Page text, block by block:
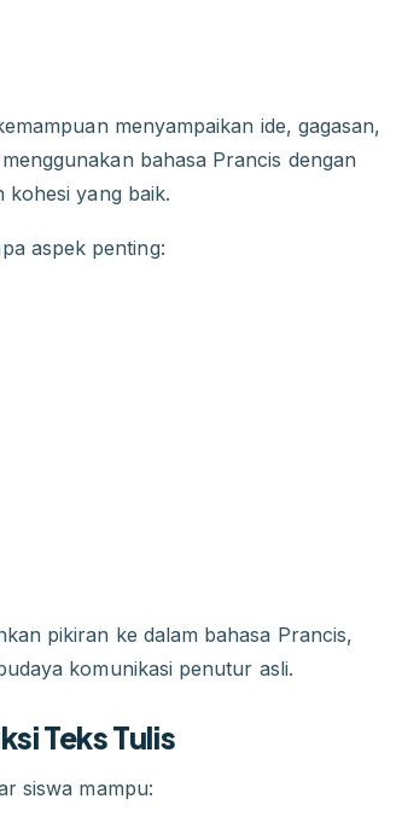
menyampaikan ide, gagasan,
bahasa Prancis dengan
yang baik.
aspek penting:
pikiran ke dalam bahasa Prancis,
komunikasi penutur asli.
Teks Tulis
siswa mampu: